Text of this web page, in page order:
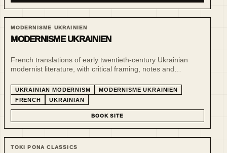
MODERNISME UKRAINIEN
MODERNISME UKRAINIEN
French translations of early twentieth-century Ukrainian
modernist literature, with critical framing, notes and
of the Ukrainian “Executed Renaissance” into a French-
reading context.
UKRAINIAN MODERNISM
MODERNISME UKRAINIEN
FRENCH
UKRAINIAN
BOOK SITE
TOKI PONA CLASSICS